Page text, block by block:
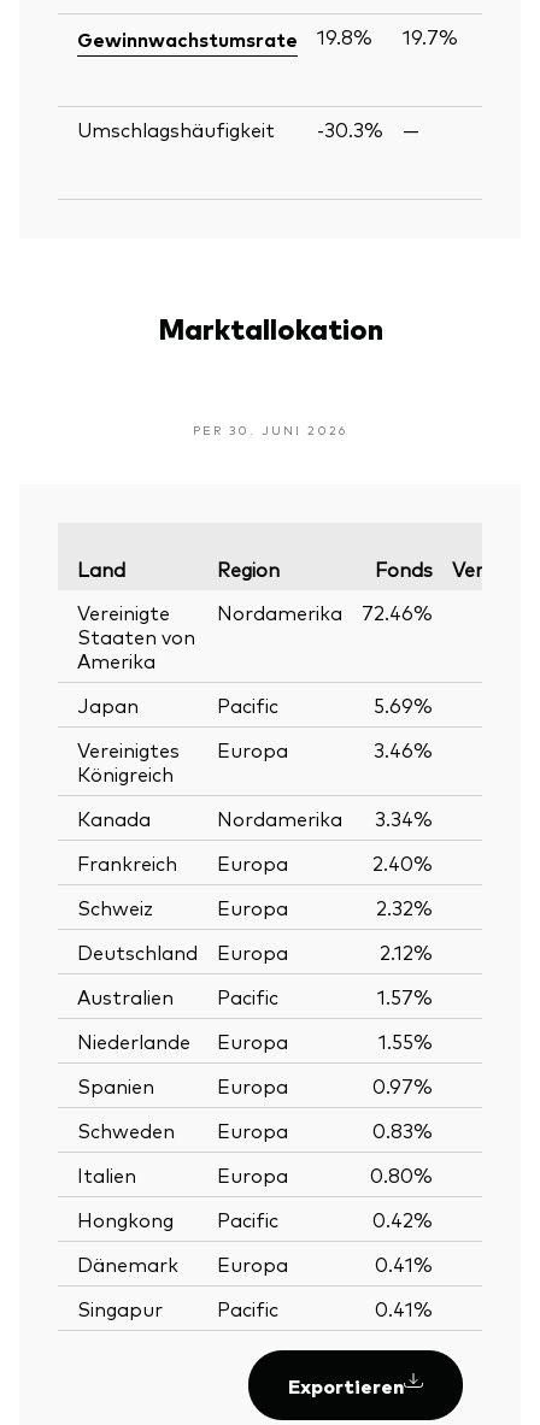
Gewinnwachstumsrate 19.8% 19.7%
Umschlagshäufigkeit -30.3% —
Marktallokation
PER 30. JUNI 2026
Land Region Fonds
Vereinigte
Staaten von
Amerika
Nordamerika 72.46%
Japan Pacific 5.69%
Vereinigtes
Königreich
Europa 3.46%
Kanada Nordamerika 3.34%
Frankreich
Europa 2.40%
Schweiz
Europa 2.32%
Deutschland
Europa
2.12%
Australien
Pacific 1.57%
Niederlande
Europa 1.55%
Spanien
Europa 0.97%
Schweden
Europa 0.83%
Italien
Europa 0.80%
Hongkong
Pacific 0.42%
Dänemark
Europa 0.41%
Singapur
Pacific 0.41%
Exportieren